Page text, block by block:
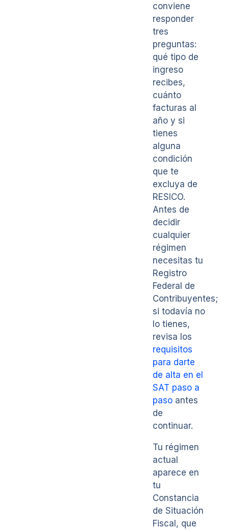
conviene
responder
tres
preguntas:
qué tipo de
ingreso
recibes,
cuánto
facturas al
año y si
tienes
alguna
condición
que te
excluya de
RESICO.
Antes de
decidir
cualquier
régimen
necesitas tu
Registro
Federal de
Contribuyentes;
si todavía no
lo tienes,
revisa los
requisitos
para darte
de alta en el
SAT paso a
paso antes
de
continuar.
Tu régimen
actual
aparece en
tu
Constancia
de Situación
Fiscal, que